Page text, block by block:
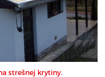
strešnej krytiny.